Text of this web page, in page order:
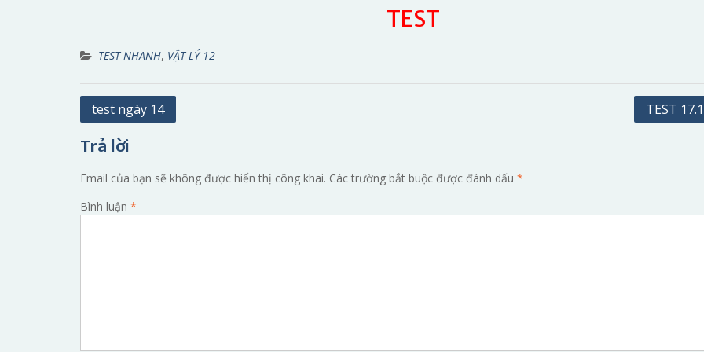
TEST
TEST NHANH, VẬT LÝ 12
Điều
bài
viết
test ngày 14 TEST
Trả lời
Email của bạn sẽ không được hiển thị công khai. Các trường bắt buộc được đánh dấu *
Bình luận *